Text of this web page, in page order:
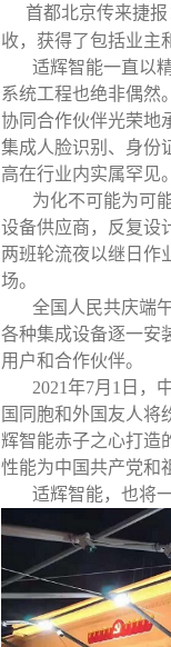
首都北京传来捷
收，获得了包括业主
适辉智能一直以精
系统工程也绝非偶然
协同合作伙伴光荣地
集成人脸识别、身份
高在行业内实属罕见
为化不可能为可能
设备供应商，反复设
两班轮流夜以继日作
场。
全国人民共庆端午
各种集成设备逐一安
用户和合作伙伴。
2021年7月1日，中
国同胞和外国友人将
辉智能赤子之心打造
性能为中国共产党和
适辉智能，也将一